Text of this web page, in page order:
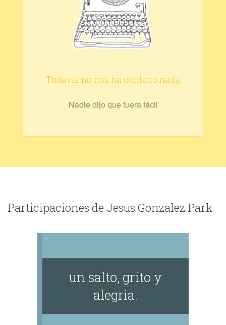
Todavía no nos ha contado nada
Nadie dijo que fuera fácil
Participaciones de Jesus Gonzalez Park
un salto, grito y
alegria.